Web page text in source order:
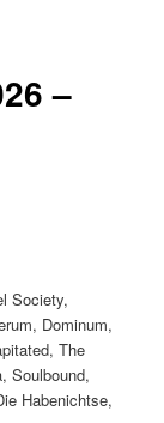
–
Society,
Dominum,
The
Soulbound,
Habenichtse,